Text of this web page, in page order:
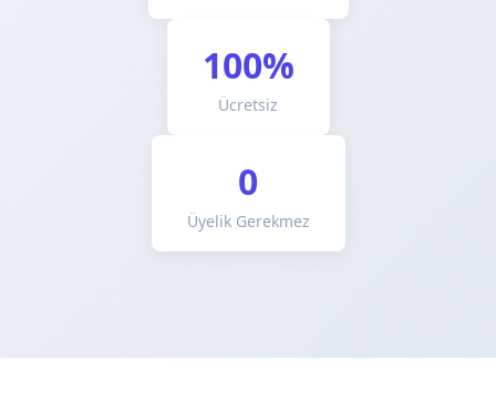
100%
Ücretsiz
0
Üyelik Gerekmez